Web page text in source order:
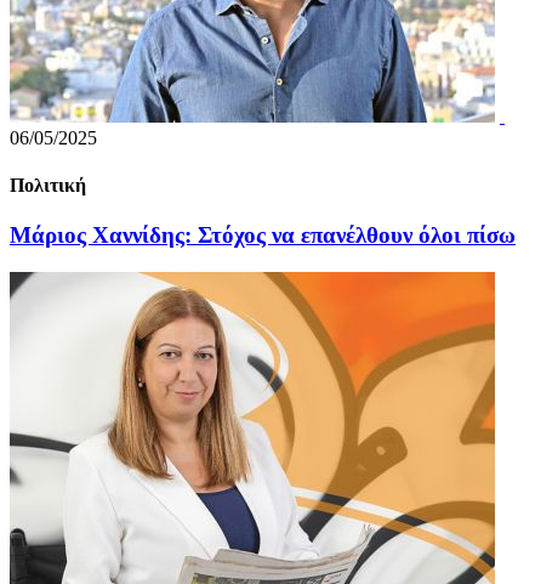
06/05/2025
Πολιτική
Μάριος Χαννίδης: Στόχος να επανέλθουν όλοι πίσω